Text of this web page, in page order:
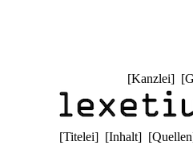
[Kanzlei] [
[Titelei] [Inhalt] [Quellen